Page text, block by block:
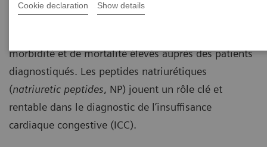
Cookie declaration Show details
L’insuffisance cardiaque reste l’un des problèmes de
morbidité et de mortalité élevés auprès des patients
diagnostiqués. Les peptides natriurétiques
(natriuretic peptides, NP) jouent un rôle clé et
rentable dans le diagnostic de l’insuffisance
cardiaque congestive (ICC).